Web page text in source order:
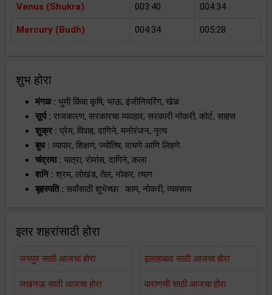
Venus (Shukra) 003:40 004:34
Mercury (Budh) 004:34 005:28
शुभ होरा
मंगळ : भुमी किंवा कृषि, भाऊ, इंजीनियरिंग, खेळ
सूर्य : राजकारण, सरकारचा व्यवहार, सरकारी नोकरी, कोर्ट, साहस
शुक्र : प्रेम, विवाह, दागिने, मनोरंजन, नृत्य
बुध : व्यापार, शिक्षण, ज्योतिष, वाचणे आणि लिहणे
चंद्रमा : यात्रा, रोमांस, दागिने, कला
शनि : श्रम, लोखंड, तेल, नोकर, त्याग
बृहस्पति : सर्वांसाठी शुभेच्छा : काम, नोकरी, व्यवसाय
इतर शहरांसाठी होरा
जयपुर साठी आजचा होरा
लखनऊ साठी आजचा होरा
इलाहाबाद साठी आजचा होरा
वाराणसी साठी आजचा होरा